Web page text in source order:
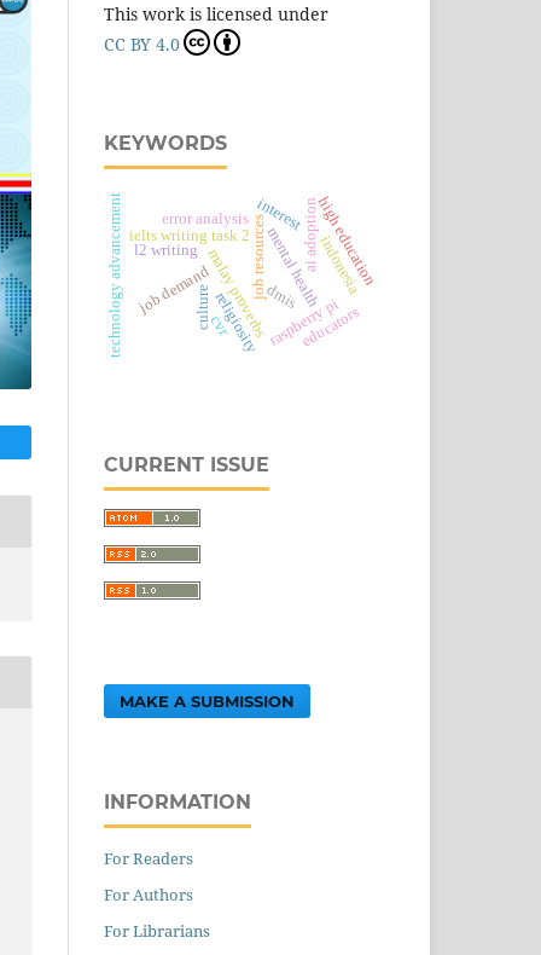
This work is licensed under
CC BY 4.0
KEYWORDS
malay proverbsmental health
religiosity
job demand job resources
ielts writing task 2
interest
raspberry pi
ai adoptionhigh education
educators
technology advancement culture
error analysis
indonesia
cvr
l2 writing
dmis
CURRENT ISSUE
MAKE A SUBMISSION
INFORMATION
For Readers
For Authors
For Librarians